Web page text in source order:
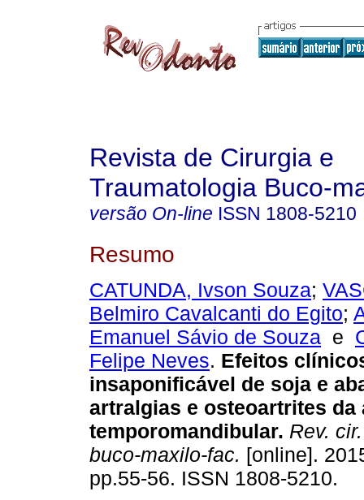
Revista de Cirurgia e
Traumatologia Buco-
versão On-line ISSN 1808-5210
Resumo
CATUNDA, Ivson Souza;
Belmiro Cavalcanti do Egito;
Emanuel Sávio de Souza e
Felipe Neves. Efeitos
insaponificável de soja e
artralgias e osteoartrites da
temporomandibular. Rev.
buco-maxilo-fac. [online].
pp.55-56. ISSN 1808-5210.